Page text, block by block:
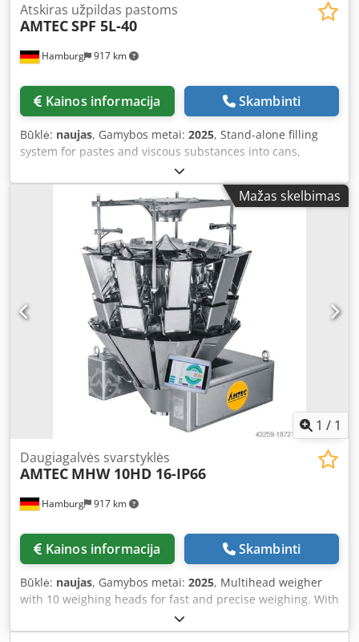
Hamburg 917 km
Atskiras užpildas pastoms
AMTECSPF 5L-40
Kainos informacija Skambinti
Būklė: naujas, Gamybos metai: 2025, Stand-alone filling
system for pastes and viscous substances into cans,
containers, etc. Stainless steel version, manual operation
via foot switch or automatic filling at a set speed. Can be
operated either with the supplied hopper or by vacuum
through a pipe from a separate tank. The filler moves
inside the container from bottom to top during the filling
process. Suitable for various viscous materials (e.g.,
pastes, creams, ointments). – Specifications: Accuracy: +/-
0.5%; max. machine cycle rate (idle): 40 cycles/minute;
Power: 220V, max. 1.0kW. Dsdpfxsv Nk E Rj Af Esck Please
note that our new prices are often lower than typical used
prices. Feel free to request a quote and let us know your
packaging requirements. – We usually have 30–50 different
new machines available from stock for immediate delivery.
For custom-built machines, we offer very short lead times
starting from approx. 3 weeks. – All machines are available
Mažas skelbimas
1 / 1
Hamburg 917 km
Daugiagalvės svarstyklės
AMTEC MHW 10HD 16-IP66
Kainos informacija Skambinti
Būklė: naujas, Gamybos metai: 2025, Multihead weigher
with 10 weighing heads for fast and precise weighing. With
IP66 protection class, specifically designed for products
where the machine needs frequent cleaning (e.g., chilled